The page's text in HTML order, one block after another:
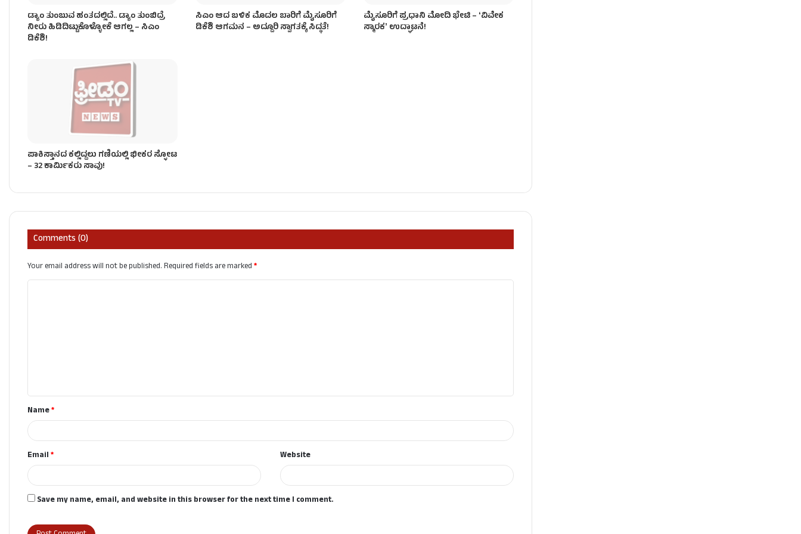
ಡ್ಯಾಂ ತುಂಬುವ ಹಂತದಲ್ಲಿದೆ.. ಡ್ಯಾಂ ತುಂಬಿದ್ರೆ
ನೀರು ಹಿಡಿದಿಟ್ಟುಕೊಳ್ಳೋಕೆ ಆಗಲ್ಲ – ಸಿಎಂ
ಡಿಕೆಶಿ!
ಸಿಎಂ ಆದ ಬಳಿಕ ಮೊದಲ ಬಾರಿಗೆ ಮೈಸೂರಿಗೆ
ಡಿಕೆಶಿ ಆಗಮನ – ಅದ್ದೂರಿ ಸ್ವಾಗತಕ್ಕೆ ಸಿದ್ಧತೆ!
ಮೈಸೂರಿಗೆ ಪ್ರಧಾನಿ ಮೋದಿ ಭೇಟಿ – ʻವಿವೇಕ
ಸ್ಮಾರಕʼ ಉದ್ಘಾಟನೆ!
ಪಾಕಿಸ್ತಾನದ ಕಲ್ಲಿದ್ದಲು ಗಣಿಯಲ್ಲಿ ಭೀಕರ ಸ್ಫೋಟ
– 32 ಕಾರ್ಮಿಕರು ಸಾವು!
Comments (0)
Your email address will not be published.Required fields are marked*
t
*Name*
Email* Website
Save my name, email, and website in this browser for the next time I comment.